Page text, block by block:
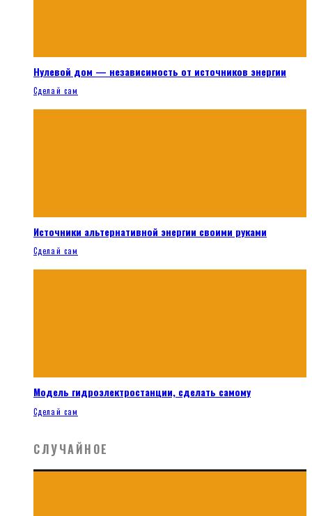
Нулевой дом — независимость от источников энергии
Сделай сам
Источники альтернативной энергии своими руками
Сделай сам
Модель гидроэлектростанции, сделать самому
Сделай сам
СЛУЧАЙНОЕ